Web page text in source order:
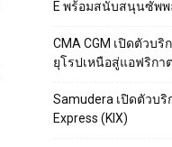
E พร้อมสนับสนุนซัพ
CMA CGM เปิดตัวบริ
ยุโรปเหนือสู่แอฟริกา
Samudera เปิดตัวบริ
Express (KIX)